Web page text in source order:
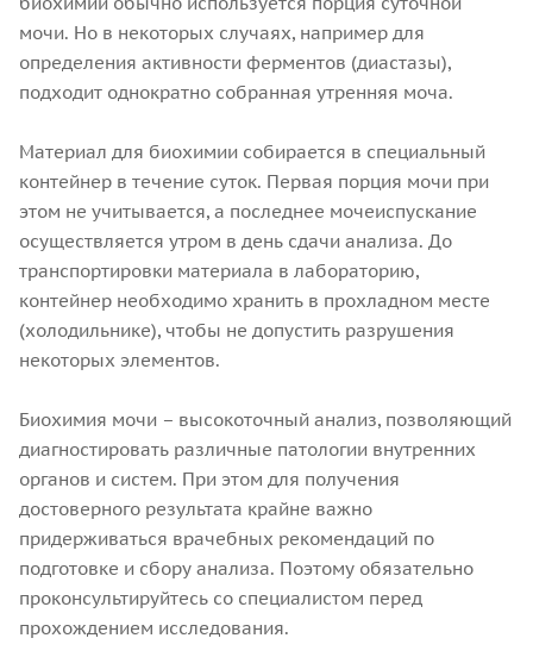
мочи. Но в некоторых случаях, например для
определения активности ферментов (диастазы),
подходит однократно собранная утренняя моча.
Материал для биохимии собирается в специальный
контейнер в течение суток. Первая порция мочи при
этом не учитывается, а последнее мочеиспускание
осуществляется утром в день сдачи анализа. До
транспортировки материала в лабораторию,
контейнер необходимо хранить в прохладном месте
(холодильнике), чтобы не допустить разрушения
некоторых элементов.
Биохимия мочи – высокоточный анализ, позволяющий
диагностировать различные патологии внутренних
органов и систем. При этом для получения
достоверного результата крайне важно
придерживаться врачебных рекомендаций по
подготовке и сбору анализа. Поэтому обязательно
проконсультируйтесь со специалистом перед
прохождением исследования.